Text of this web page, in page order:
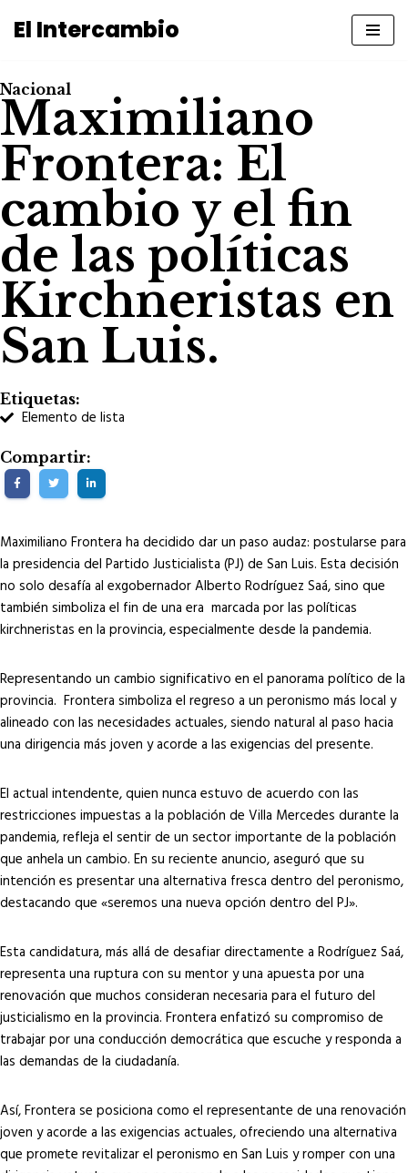
contenido
El Intercambio
Nacional
Maximiliano
Frontera: El
cambio y el fin
de las políticas
Kirchneristas en
San Luis.
Etiquetas:
Elemento de lista
Compartir:
Maximiliano Frontera ha decidido dar un paso audaz: postularse para
la presidencia del Partido Justicialista (PJ) de San Luis. Esta decisión
no solo desafía al exgobernador Alberto Rodríguez Saá, sino que
también simboliza el fin de una era marcada por las políticas
kirchneristas en la provincia, especialmente desde la pandemia.
Representando un cambio significativo en el panorama político de la
provincia. Frontera simboliza el regreso a un peronismo más local y
alineado con las necesidades actuales, siendo natural al paso hacia
una dirigencia más joven y acorde a las exigencias del presente.
El actual intendente, quien nunca estuvo de acuerdo con las
restricciones impuestas a la población de Villa Mercedes durante la
pandemia, refleja el sentir de un sector importante de la población
que anhela un cambio. En su reciente anuncio, aseguró que su
intención es presentar una alternativa fresca dentro del peronismo,
destacando que «seremos una nueva opción dentro del PJ».
Esta candidatura, más allá de desafiar directamente a Rodríguez Saá,
representa una ruptura con su mentor y una apuesta por una
renovación que muchos consideran necesaria para el futuro del
justicialismo en la provincia. Frontera enfatizó su compromiso de
trabajar por una conducción democrática que escuche y responda a
las demandas de la ciudadanía.
Así, Frontera se posiciona como el representante de una renovación
joven y acorde a las exigencias actuales, ofreciendo una alternativa
que promete revitalizar el peronismo en San Luis y romper con una